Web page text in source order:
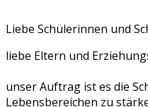
Liebe Schülerinnen und
liebe Eltern und
unser Auftrag ist es die
Lebensbereichen zu